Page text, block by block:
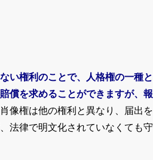
い権利のことで、人格権の一種と
償を求めることができますが、報
肖像権は他の権利と異なり、届出を
法律で明文化されていなくても守